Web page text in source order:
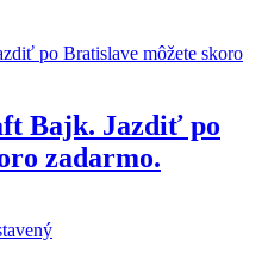
Bajk. Jazdiť po
zadarmo.